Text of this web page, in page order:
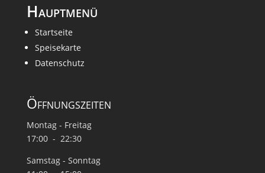
Hauptmenü
Startseite
Speisekarte
Datenschutz
Öffnungszeiten
Montag - Freitag
17:00 - 22:30
Samstag - Sonntag